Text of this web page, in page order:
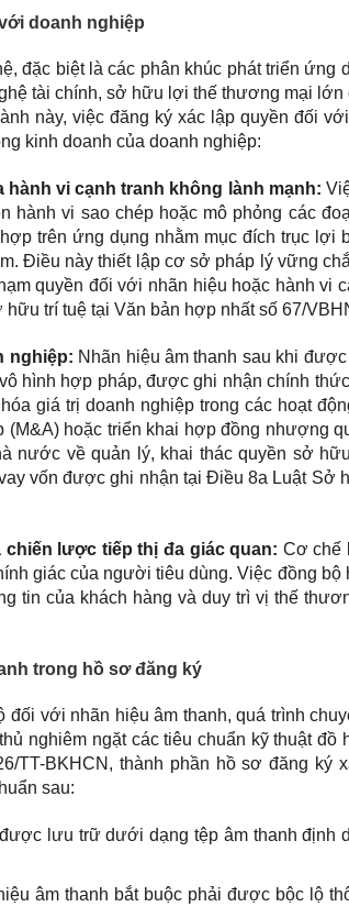
doanh nghiệp
đặc biệt là các phân khúc phát triển ứng
tài chính, sở hữu lợi thế thương mại
này, việc đăng ký xác lập quyền đối
kinh doanh của doanh nghiệp:
vi cạnh tranh không lành mạnh:
hành vi sao chép hoặc mô phỏng các
trên ứng dụng nhằm mục đích trục lợi
Điều này thiết lập cơ sở pháp lý vững
quyền đối với nhãn hiệu hoặc hành vi
trí tuệ tại Văn bản hợp nhất số 67/
nghiệp: Nhãn hiệu âm thanh sau khi
hình hợp pháp, được ghi nhận chính
giá trị doanh nghiệp trong các hoạt
(M&A) hoặc triển khai hợp đồng nhượng
nước về quản lý, khai thác quyền sở
vốn được ghi nhận tại Điều 8a Luật Sở
lược tiếp thị đa giác quan: Cơ chế
giác của người tiêu dùng. Việc đồng bộ
tin của khách hàng và duy trì vị thế
trong hồ sơ đăng ký
với nhãn hiệu âm thanh, quá trình
nghiêm ngặt các tiêu chuẩn kỹ thuật đồ
TT-BKHCN, thành phần hồ sơ đăng ký
sau:
lưu trữ dưới dạng tệp âm thanh định
âm thanh bắt buộc phải được bộc lộ